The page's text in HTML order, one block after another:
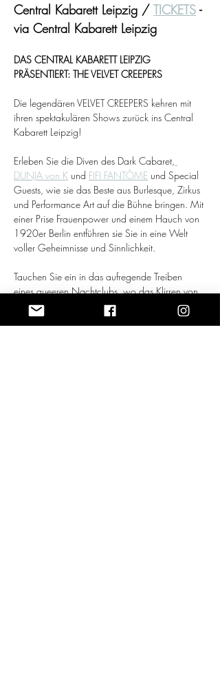
Central Kabarett Leipzig / TICKETS -
via Central Kabarett Leipzig
DAS CENTRAL KABARETT LEIPZIG
PRÄSENTIERT: THE VELVET CREEPERS
Die legendären VELVET CREEPERS kehren mit
ihren spektakulären Shows zurück ins Central
Kabarett Leipzig!
Erleben Sie die Diven des Dark Cabaret,
DUNJA von K und FIFI FANTÔME und Special
Guests, wie sie das Beste aus Burlesque, Zirkus
und Performance Art auf die Bühne bringen. Mit
einer Prise Frauenpower und einem Hauch von
1920er Berlin entführen sie Sie in eine Welt
voller Geheimnisse und Sinnlichkeit.
Tauchen Sie ein in das aufregende Treiben
eines queeren Nachtclubs, wo das Klirren von
Champagnergläsern und das Flattern von
Federn Ihre Sinne betören. Genießen Sie den